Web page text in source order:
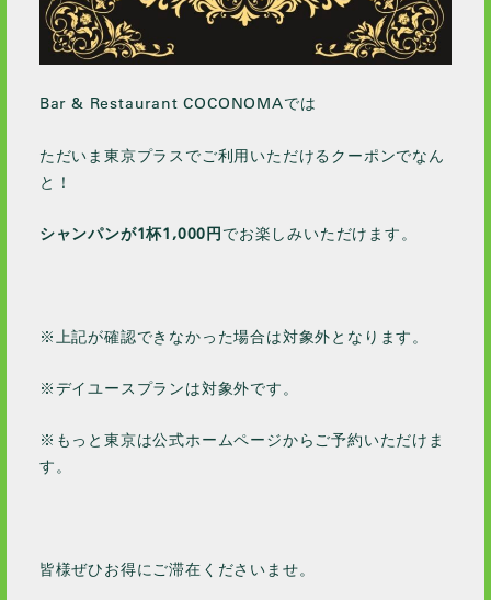
Bar & Restaurant COCONOMAでは
ただいま東京プラスでご利用いただけるクーポンでなん
と！
シャンパンが1杯1,000円でお楽しみいただけます。
※上記が確認できなかった場合は対象外となります。
※デイユースプランは対象外です。
※もっと東京は公式ホームページからご予約いただけま
す。
皆様ぜひお得にご滞在くださいませ。